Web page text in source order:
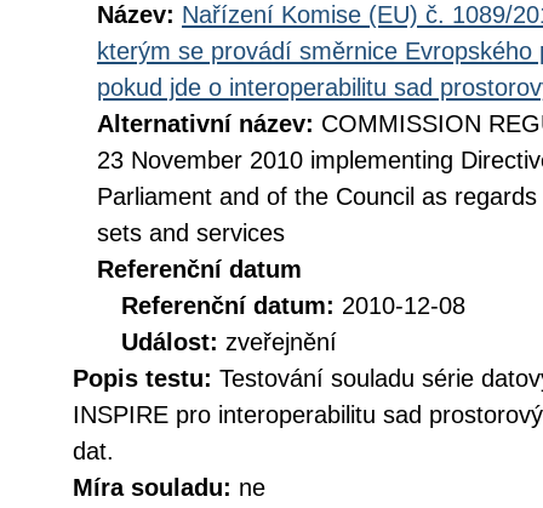
Název: Nařízení Komise (EU) č. 1089/
kterým se provádí směrnice
pokud jde o interoperabilitu sad
Alternativní název: COMMISSION
23 November 2010 implementing
Parliament and of the Council as
sets and services
Referenční datum
Referenční datum: 2010-12-08
Událost: zveřejnění
Popis testu: Testování souladu série
INSPIRE pro interoperabilitu sad
dat.
Míra souladu: ne